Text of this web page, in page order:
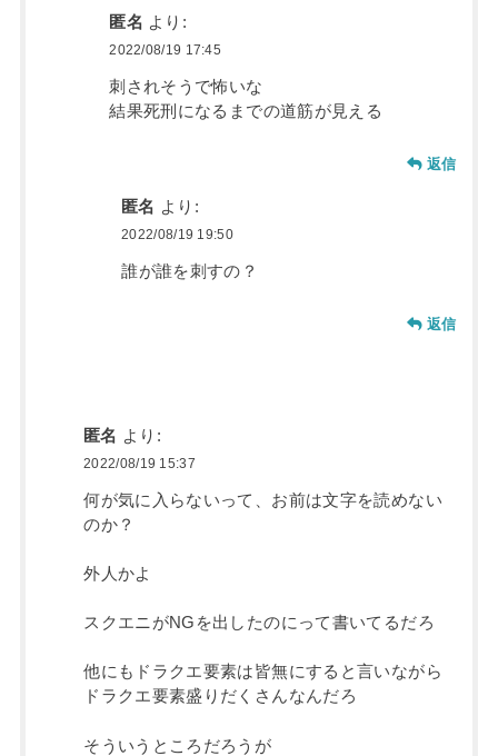
匿名 より:
2022/08/19 17:45
刺されそうで怖いな
結果死刑になるまでの道筋が見える
返信
匿名 より:
2022/08/19 19:50
誰が誰を刺すの？
返信
匿名 より:
2022/08/19 15:37
何が気に入らないって、お前は文字を読めない
のか？
外人かよ
スクエニがNGを出したのにって書いてるだろ
他にもドラクエ要素は皆無にすると言いながら
ドラクエ要素盛りだくさんなんだろ
そういうところだろうが